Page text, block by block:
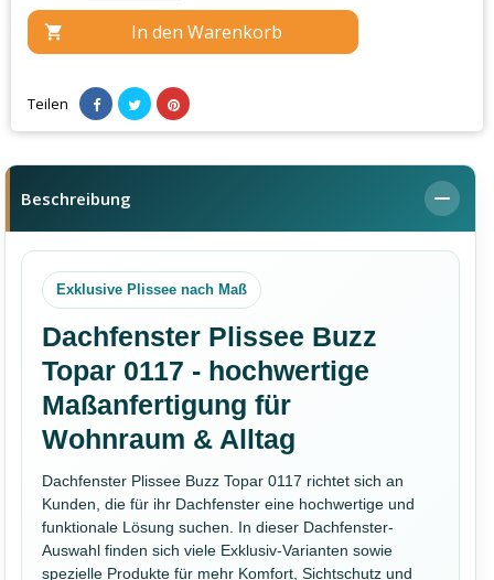
 In den Warenkorb
Teilen
Beschreibung
Exklusive Plissee nach Maß
Dachfenster Plissee Buzz
Topar 0117 - hochwertige
Maßanfertigung für
Wohnraum & Alltag
Dachfenster Plissee Buzz Topar 0117 richtet sich an
Kunden, die für ihr Dachfenster eine hochwertige und
funktionale Lösung suchen. In dieser Dachfenster-
Auswahl finden sich viele Exklusiv-Varianten sowie
spezielle Produkte für mehr Komfort, Sichtschutz und